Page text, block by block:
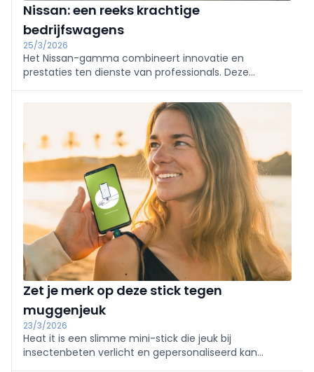
Nissan: een reeks krachtige
bedrijfswagens
25/3/2026
Het Nissan-gamma combineert innovatie en
prestaties ten dienste van professionals. Deze
uw productiviteit, van stadslogistiek tot
wagenparkbeheer, met duurzame oplossingen voor
de mobiele economie.
Zet je merk op deze stick tegen
muggenjeuk
23/3/2026
Heat it is een slimme mini-stick die jeuk bij
insectenbeten verlicht en gepersonaliseerd kan